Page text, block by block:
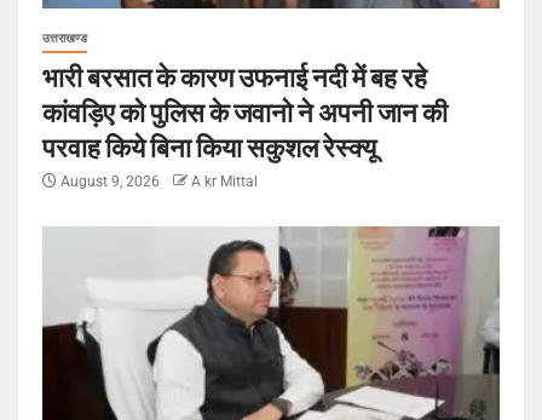
उत्तराखण्ड
भारी बरसात के कारण उफनाई नदी में बह रहे
कांवड़िए को पुलिस के जवानो ने अपनी जान की
परवाह किये बिना किया सकुशल रेस्क्यू
August 9, 2026 A kr Mittal